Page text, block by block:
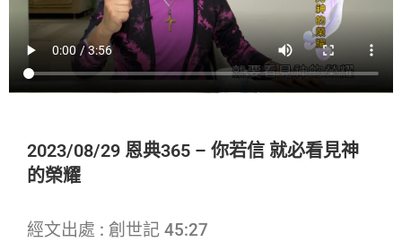
2023/08/29 恩典365 – 你若信 就必看見神
的榮耀
經文出處 : 創世記 45:27